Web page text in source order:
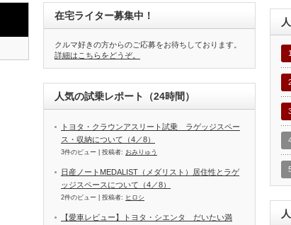
在宅ライター募集中！
クルマ好きの方からのご応募をお待ちしております。
詳細はこちらをどうぞ。
人気の試乗レポート（24時間）
トヨタ・クラウンアスリート試乗 ラゲッジスペー
ス・収納について（4／8）
3件のビュー 投稿者: おみりゅう
日産ノートMEDALIST（メダリスト）居住性とラゲ
ッジスペースについて（4／8）
2件のビュー 投稿者: ヒロシ
【愛車レビュー】トヨタ・シエンタ だいたい満
1